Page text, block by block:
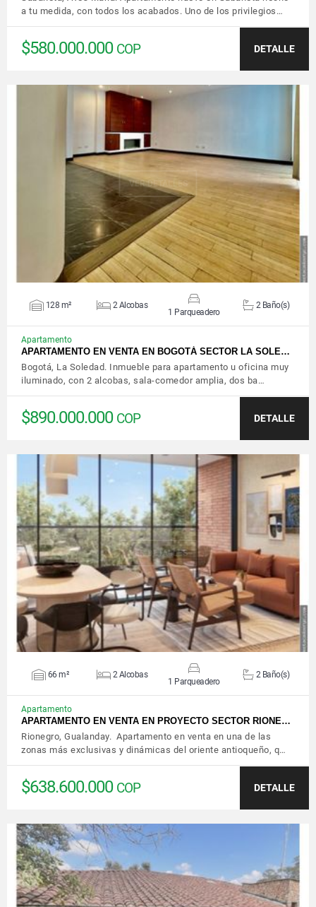
a tu medida, con todos los acabados. Uno de los privilegios…
$580.000.000 COP DETALLE
VER DETALLES
128 m² 2 Alcobas
1 Parqueadero
2 Baño(s)
Apartamento
APARTAMENTO EN VENTA EN BOGOTÁ SECTOR LA SOLE…
Bogotá, La Soledad. Inmueble para apartamento u oficina muy
iluminado, con 2 alcobas, sala-comedor amplia, dos ba…
$890.000.000 COP DETALLE
VER DETALLES
66 m² 2 Alcobas
1 Parqueadero
2 Baño(s)
Apartamento
APARTAMENTO EN VENTA EN PROYECTO SECTOR RIONE…
Rionegro, Gualanday. Apartamento en venta en una de las
zonas más exclusivas y dinámicas del oriente antioqueño, q…
$638.600.000 COP DETALLE